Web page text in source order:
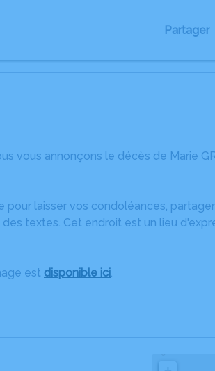
Partager
vous annonçons le décès de Marie
pour laisser vos condoléances,
textes. Cet endroit est un lieu
est disponible ici.